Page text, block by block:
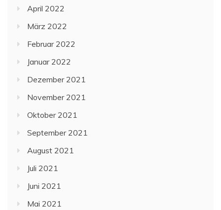
April 2022
März 2022
Februar 2022
Januar 2022
Dezember 2021
November 2021
Oktober 2021
September 2021
August 2021
Juli 2021
Juni 2021
Mai 2021